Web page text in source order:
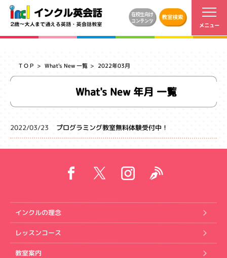
ＴＯＰ What's New 一覧 2022年03月
What's New 年月 一覧
2022/03/23 プログラミング教室無料体験受付中！
インクルの理念
レッスンコース
教室案内